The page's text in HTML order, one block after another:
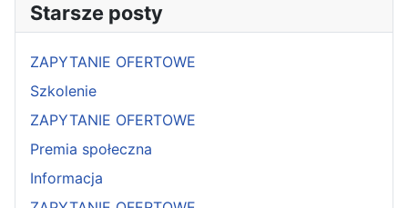
Starsze posty
ZAPYTANIE OFERTOWE
Szkolenie
ZAPYTANIE OFERTOWE
Premia społeczna
Informacja